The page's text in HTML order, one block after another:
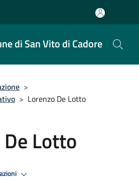
di San Vito di Cadore
>
> Lorenzo De Lotto
Lotto